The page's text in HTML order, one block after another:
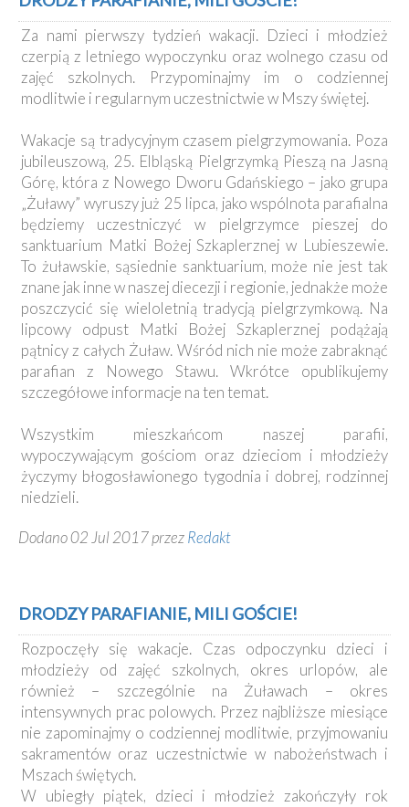
Za nami pierwszy tydzień wakacji. Dzieci i młodzież
czerpią z letniego wypoczynku oraz wolnego czasu od
zajęć szkolnych. Przypominajmy im o codziennej
modlitwie i regularnym uczestnictwie w Mszy świętej.
Wakacje są tradycyjnym czasem pielgrzymowania. Poza
jubileuszową, 25. Elbląską Pielgrzymką Pieszą na Jasną
Górę, która z Nowego Dworu Gdańskiego – jako grupa
„Żuławy” wyruszy już 25 lipca, jako wspólnota parafialna
będziemy uczestniczyć w pielgrzymce pieszej do
sanktuarium Matki Bożej Szkaplerznej w Lubieszewie.
To żuławskie, sąsiednie sanktuarium, może nie jest tak
znane jak inne w naszej diecezji i regionie, jednakże może
poszczycić się wieloletnią tradycją pielgrzymkową. Na
lipcowy odpust Matki Bożej Szkaplerznej podążają
pątnicy z całych Żuław. Wśród nich nie może zabraknąć
parafian z Nowego Stawu. Wkrótce opublikujemy
szczegółowe informacje na ten temat.
Wszystkim mieszkańcom naszej parafii,
wypoczywającym gościom oraz dzieciom i młodzieży
życzymy błogosławionego tygodnia i dobrej, rodzinnej
niedzieli.
Dodano 02 Jul 2017 przezRedakt
DRODZY PARAFIANIE, MILI GOŚCIE!
Rozpoczęły się wakacje. Czas odpoczynku dzieci i
młodzieży od zajęć szkolnych, okres urlopów, ale
również – szczególnie na Żuławach – okres
intensywnych prac polowych. Przez najbliższe miesiące
nie zapominajmy o codziennej modlitwie, przyjmowaniu
sakramentów oraz uczestnictwie w nabożeństwach i
Mszach świętych.
W ubiegły piątek, dzieci i młodzież zakończyły rok